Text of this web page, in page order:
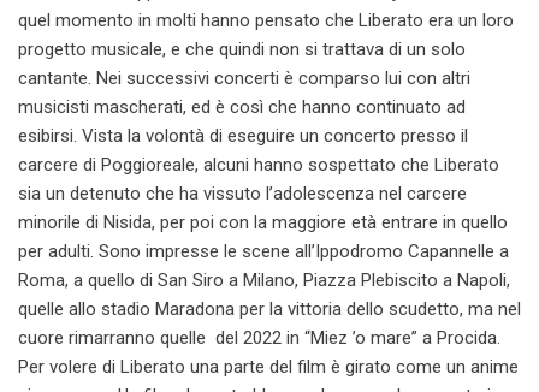
quel momento in molti hanno pensato che Liberato era un loro
progetto musicale, e che quindi non si trattava di un solo
cantante. Nei successivi concerti è comparso lui con altri
musicisti mascherati, ed è così che hanno continuato ad
esibirsi. Vista la volontà di eseguire un concerto presso il
carcere di Poggioreale, alcuni hanno sospettato che Liberato
sia un detenuto che ha vissuto l’adolescenza nel carcere
minorile di Nisida, per poi con la maggiore età entrare in quello
per adulti. Sono impresse le scene all’Ippodromo Capannelle a
Roma, a quello di San Siro a Milano, Piazza Plebiscito a Napoli,
quelle allo stadio Maradona per la vittoria dello scudetto, ma nel
cuore rimarranno quelle del 2022 in “Miez ’o mare” a Procida.
Per volere di Liberato una parte del film è girato come un anime